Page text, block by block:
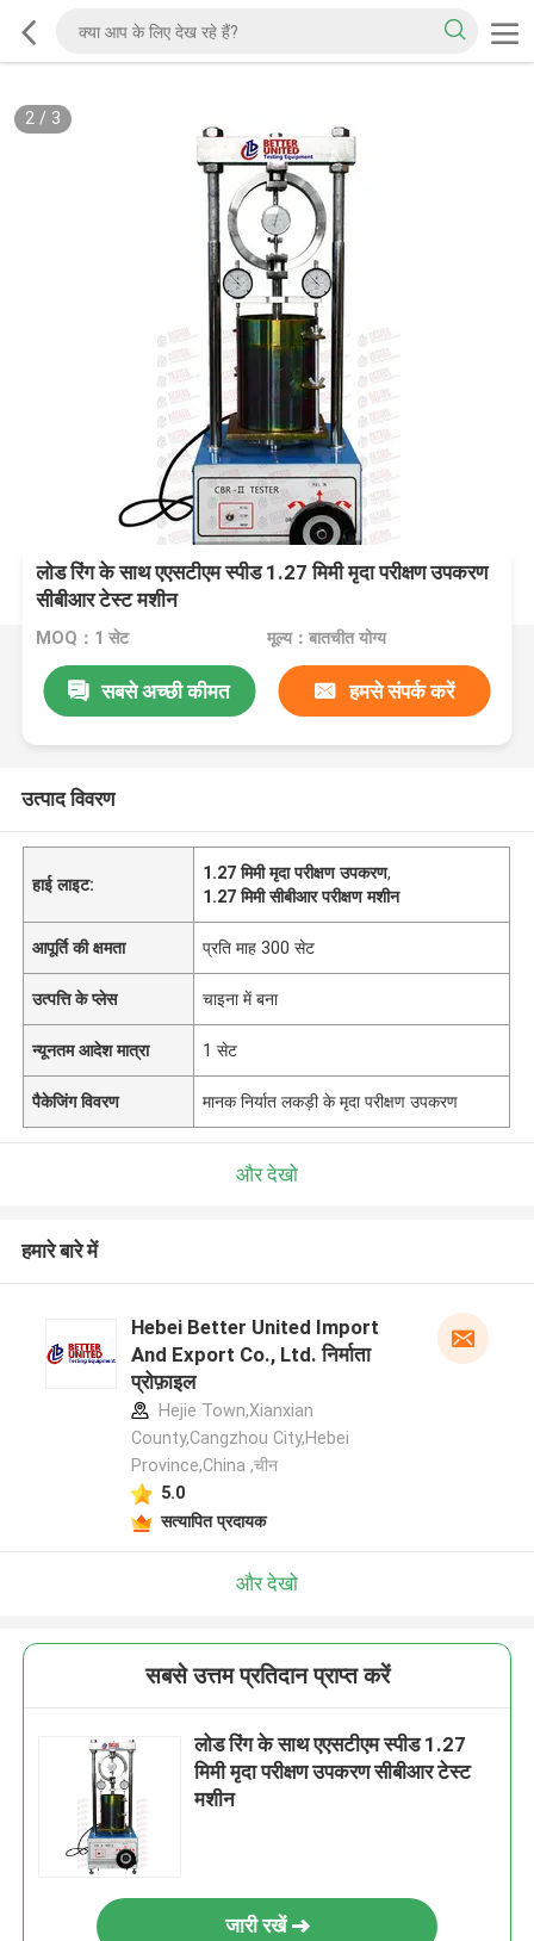
2/ 3
लोड रिंग के साथ एएसटीएम स्पीड 1.27 मिमी मृदा परीक्षण उपकरण
सीबीआर टेस्ट मशीन
MOQ：1 सेट मूल्य：बातचीत योग्य
सबसे अच्छी कीमत हमसे संपर्क करें
उत्पाद विवरण
हाई लाइट:
1.27 मिमी मृदा परीक्षण उपकरण,
1.27 मिमी सीबीआर परीक्षण मशीन
आपूर्ति की क्षमता प्रति माह 300 सेट
उत्पत्ति के प्लेस चाइना में बना
न्यूनतम आदेश मात्रा 1 सेट
पैकेजिंग विवरण मानक निर्यात लकड़ी के मृदा परीक्षण उपकरण
और देखो
हमारे बारे में
Hebei Better United Import
And Export Co., Ltd. निर्माता
प्रोफ़ाइल
Hejie Town,Xianxian
County,Cangzhou City,Hebei
Province,China ,चीन
5.0
सत्यापित प्रदायक
और देखो
सबसे उत्तम प्रतिदान प्राप्त करें
लोड रिंग के साथ एएसटीएम स्पीड 1.27
मिमी मृदा परीक्षण उपकरण सीबीआर टेस्ट
मशीन
जारी रखें